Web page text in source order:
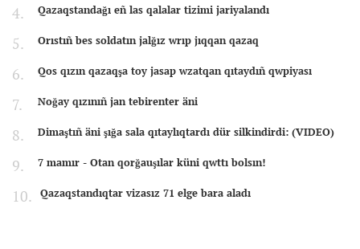
Qazaqstandağı eñ las qalalar tizimi jariyalandı
Orıstıñ bes soldatın jalğız wrıp jıqqan qazaq
Qos qızın qazaqşa toy jasap wzatqan qıtaydıñ qwpiyası
Noğay qızınıñ jan tebirenter äni
Dimaştıñ äni şığa sala qıtaylıqtardı dür silkindirdi: (VIDEO)
7 mamır - Otan qorğauşılar küni qwttı bolsın!
Qazaqstandıqtar vizasız 71 elge bara aladı